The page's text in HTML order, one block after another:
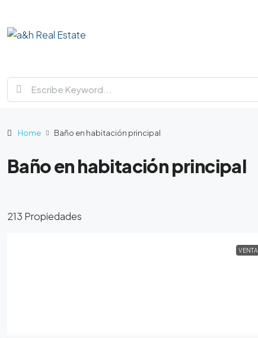
Home Baño en habitación principal
Baño en habitación principal
213 Propiedades
VENTA